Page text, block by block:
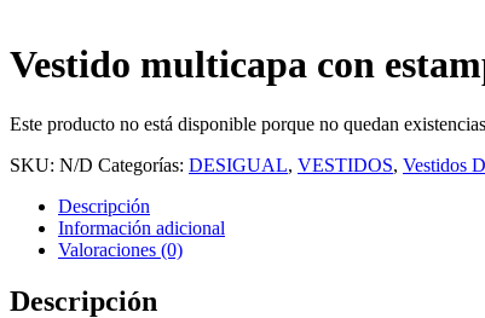
Vestido multicapa con
Este producto no está disponible porque no quedan
SKU: N/D Categorías: DESIGUAL, VESTIDOS, Vestidos
Descripción
Información adicional
Valoraciones (0)
Descripción